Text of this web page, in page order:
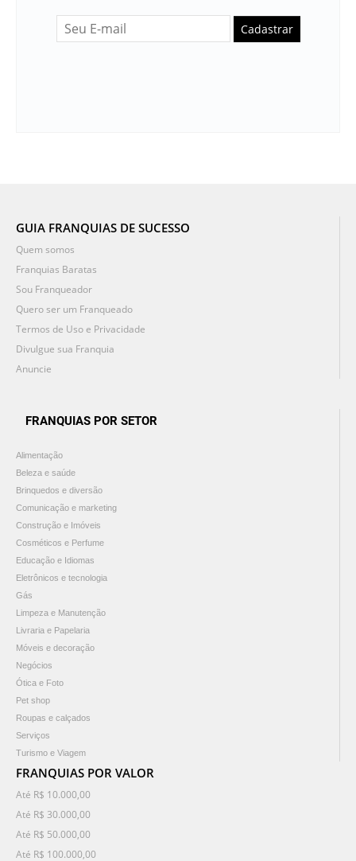
Cadastrar
GUIA FRANQUIAS DE SUCESSO
Quem somos
Franquias Baratas
Sou Franqueador
Quero ser um Franqueado
Termos de Uso e Privacidade
Divulgue sua Franquia
Anuncie
FRANQUIAS POR SETOR
Alimentação
Beleza e saúde
Brinquedos e diversão
Comunicação e marketing
Construção e Imóveis
Cosméticos e Perfume
Educação e Idiomas
Eletrônicos e tecnologia
Gás
Limpeza e Manutenção
Livraria e Papelaria
Móveis e decoração
Negócios
Ótica e Foto
Pet shop
Roupas e calçados
Serviços
Turismo e Viagem
FRANQUIAS POR VALOR
Até R$ 10.000,00
Até R$ 30.000,00
Até R$ 50.000,00
Até R$ 100.000,00